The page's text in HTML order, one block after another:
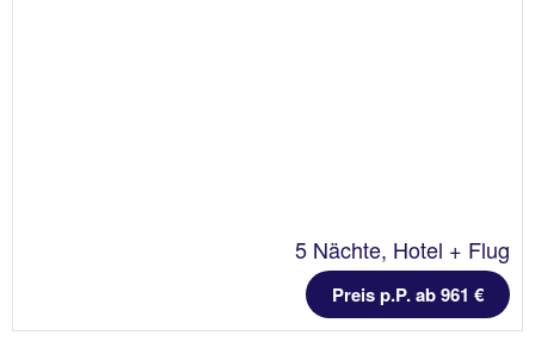
5 Nächte, Hotel + Flug
Preis p.P. ab 961 €